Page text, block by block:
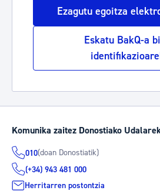
Ezagutu egoitza
Eskatu BakQ-a
Komunika zaitez Donostiako
010(doan Donostiatik)
(+34) 943 481 000
Herritarren postontzia